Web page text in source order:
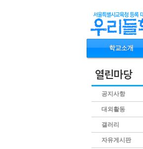
공지사항
대외활동
갤러리
자유게시판